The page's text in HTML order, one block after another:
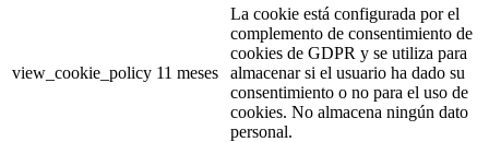
view_cookie_policy 11 meses
La cookie está configurada por el
complemento de consentimiento de
cookies de GDPR y se utiliza para
almacenar si el usuario ha dado su
consentimiento o no para el uso de
cookies. No almacena ningún dato
personal.